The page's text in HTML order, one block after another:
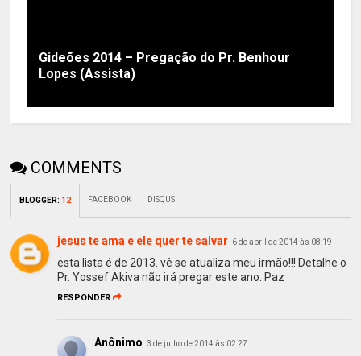
Gideões 2014 – Pregação do Pr. Benhour
Lopes (Assista)
COMMENTS
BLOGGER: 12 FACEBOOK DISQUS
jesus te ama e ele quer te salvar 6 de abril de 2014 às 08:19
esta lista é de 2013. vê se atualiza meu irmão!!! Detalhe o
Pr. Yossef Akiva não irá pregar este ano. Paz
RESPONDER
Anônimo 3 de julho de 2014 às 02:27